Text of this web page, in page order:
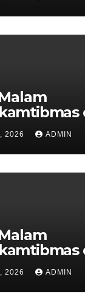
2026 ADMIN
2026 ADMIN